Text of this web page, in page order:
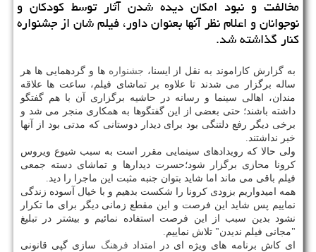
مخالفت و نبود امكان دیده شدن آثار توسط كودكان و
نوجوانان و اعلام نظر آنها بعنوان داور، فیلم شان از جشنواره
كنار گذاشته شد.
به گزارش کاراموند به نقل از ایسنا، جشنواره ها و گردهمایی ها هر
ساله برگزار می شدند تا علاوه بر تماشای فیلم، ساعت ها علاقه
مندان، اهالی سینما و رسانه در حاشیه برگزاری آن با هم گفتگو
داشته باشند؛ حتی بعضی از این گفتگوها به همکاری منجر می شد و
برخی دیگر رفع دلتنگی بود برای دیدار دوستانی که مدتی بود از آنها
خبر نداشتند.
ولی حالا که رویدادهای سینمایی مقرر است به سبب شیوع ویروس
کرونا محازی برگزار شود؛حسرت دیدارها و تماشای دسته جمعی
فیلم باقی می ماند اما شاید بتوان جنبه مثبت این ماجرا را دید.
همه امیدواریم بزودی کرونا را شکست بدهیم و با خیال آسوده زندگی
نماییم پس شاید این فرصت و این مقطع زمانی دیگر برای ما تکرار
نشود بدین سبب از این فرصت استفاده نمائیم و بیشتر در تبلیغ
"مجانی فیلم ندیدن" تلاش نماییم.
ای کاش برنامه های ویژه ای در امتداد فرهنگ سازی گپی قانونی